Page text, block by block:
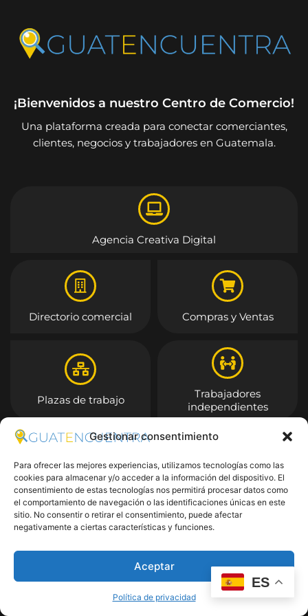
Gestionar consentimiento
Para ofrecer las mejores experiencias, utilizamos tecnologías como las
cookies para almacenar y/o acceder a la información del dispositivo. El
consentimiento de estas tecnologías nos permitirá procesar datos como
el comportamiento de navegación o las identificaciones únicas en este
sitio. No consentir o retirar el consentimiento, puede afectar
negativamente a ciertas características y funciones.
Aceptar
Política de privacidad
¡Bienvenidos a nuestro Centro de Comercio!
Una plataforma creada para conectar comerciantes,
clientes, negocios y trabajadores en Guatemala.
Agencia Creativa Digital
Directorio comercial Compras y Ventas
Plazas de trabajo
Trabajadores
independientes
Entrar
ES